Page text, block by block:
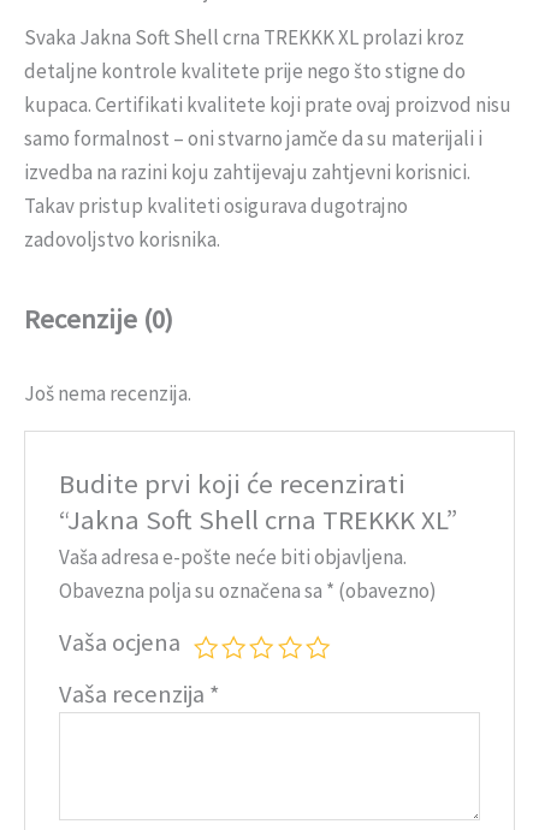
Svaka Jakna Soft Shell crna TREKKK XL prolazi kroz
detaljne kontrole kvalitete prije nego što stigne do
kupaca. Certifikati kvalitete koji prate ovaj proizvod nisu
samo formalnost – oni stvarno jamče da su materijali i
izvedba na razini koju zahtijevaju zahtjevni korisnici.
Takav pristup kvaliteti osigurava dugotrajno
zadovoljstvo korisnika.
Recenzije (0)
Još nema recenzija.
Budite prvi koji će recenzirati
“Jakna Soft Shell crna TREKKK XL”
Vaša adresa e-pošte neće biti objavljena.
Obavezna polja su označena sa * (obavezno)
Vaša ocjena
Vaša recenzija *